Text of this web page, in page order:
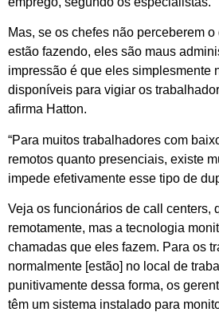
Mas, se os chefes não perceberem
estão fazendo, eles são maus
impressão é que eles simplesmente
disponíveis para vigiar os
afirma Hatton.
“Para muitos trabalhadores com
remotos quanto presenciais, existe
impede efetivamente esse tipo de
Veja os funcionários de call centers,
remotamente, mas a tecnologia
chamadas que eles fazem. Para os
normalmente [estão] no local de
punitivamente dessa forma, os
têm um sistema instalado para